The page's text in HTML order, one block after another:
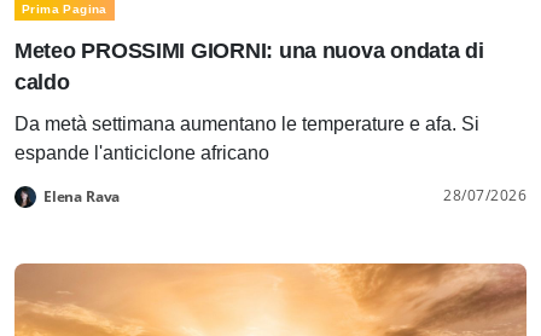
Prima Pagina
Meteo PROSSIMI GIORNI: una nuova ondata di
caldo
Da metà settimana aumentano le temperature e afa. Si
espande l'anticiclone africano
Elena Rava 28/07/2026